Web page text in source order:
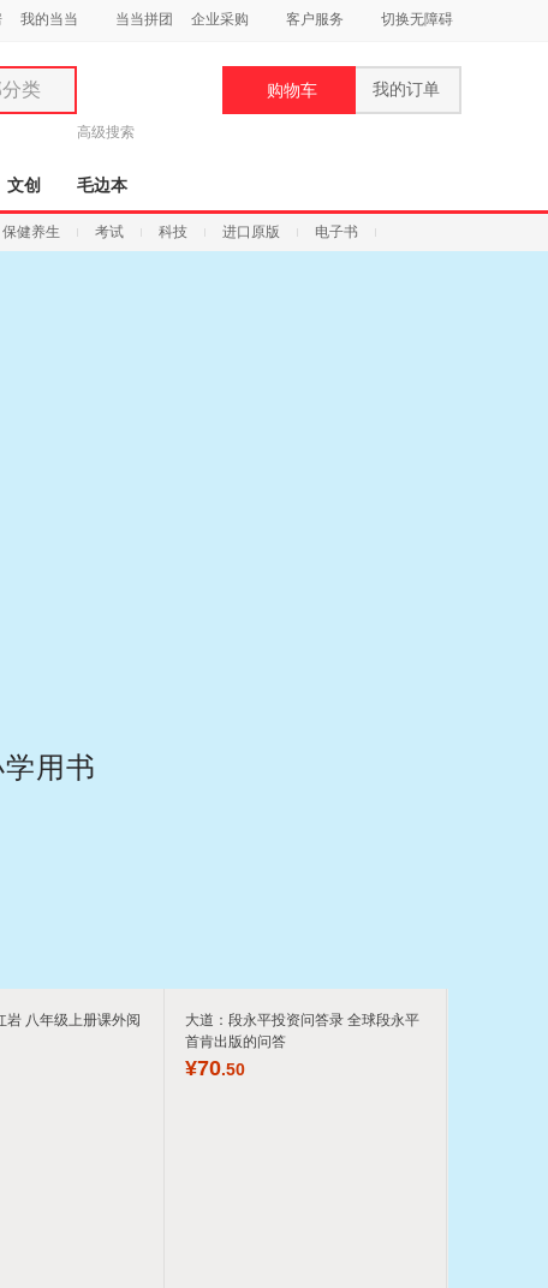
我的当当 当当拼团 企业采购 客户服务 切换无障碍
类
公
高级搜索
购物车 我的订单
文创 毛边本
保健养生 考试 科技 进口原版 电子书
用书
岩 八年级上册课外阅
大道：段永平投资问答录 全球段永平
首肯出版的问答
¥70.50